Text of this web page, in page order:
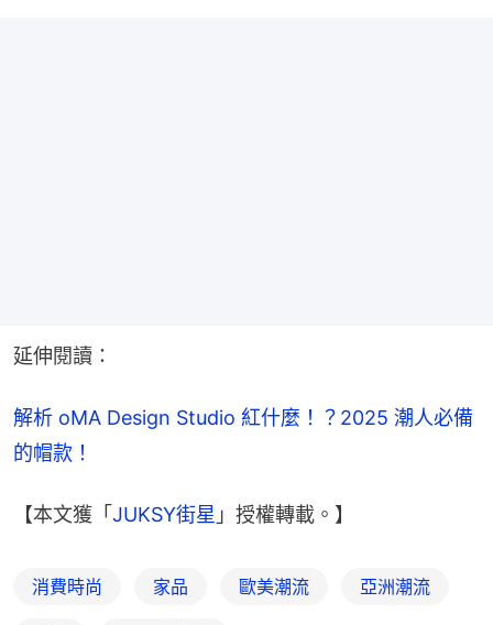
延伸閱讀：
解析 oMA Design Studio 紅什麼！？2025 潮人必備
的帽款！
【本文獲「 JUKSY街星 」授權轉載。】
消費時尚 家品 歐美潮流 亞洲潮流